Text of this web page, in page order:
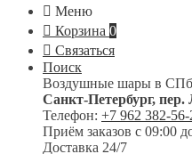
Меню
Корзина 0
Связаться
Поиск
Воздушные шары в СПб
Санкт-Петербург, пер.
Телефон: +7 962 382-56-
Приём заказов с 09:00
Доставка 24/7